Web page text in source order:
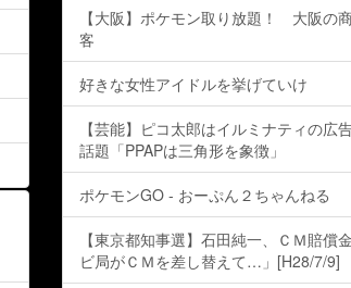
【大阪】ポケモン取り放題！ 大阪の
客
好きな女性アイドルを挙げていけ
【芸能】ピコ太郎はイルミナティの広
話題「PPAPは三角形を象徴」
ポケモンGO - おーぷん２ちゃんねる
【東京都知事選】石田純一、ＣＭ賠
ビ局がＣＭを差し替えて…」[H28/7/9]